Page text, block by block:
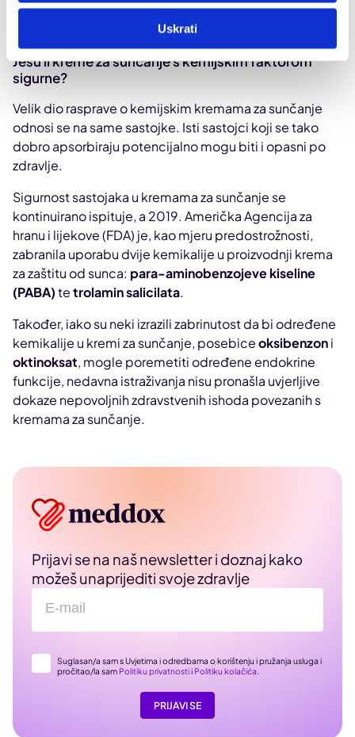
Uskrati
stanja kože poput rozaceje ili melazme.
Jesu li kreme za sunčanje s kemijskim faktorom
sigurne?
Velik dio rasprave o kemijskim kremama za sunčanje
odnosi se na same sastojke. Isti sastojci koji se tako
dobro apsorbiraju potencijalno mogu biti i opasni po
zdravlje.
Sigurnost sastojaka u kremama za sunčanje se
kontinuirano ispituje, a 2019. Američka Agencija za
hranu i lijekove (FDA) je, kao mjeru predostrožnosti,
zabranila uporabu dvije kemikalije u proizvodnji krema
za zaštitu od sunca: para-aminobenzojeve kiseline
(PABA)tetrolamin salicilata.
Također, iako su neki izrazili zabrinutost da bi određene
kemikalije u kremi za sunčanje, posebiceoksibenzoni
oktinoksat, mogle poremetiti određene endokrine
funkcije, nedavna istraživanja nisu pronašla uvjerljive
dokaze nepovoljnih zdravstvenih ishoda povezanih s
kremama za sunčanje.
Prijavi se na naš newsletter i doznaj kako
možeš unaprijediti svoje zdravlje
Suglasan/a sam s Uvjetima i odredbama o korištenju i pružanja usluga i
pročitao/la sam Politiku privatnostii Politiku kolačića
PRIJAVI SE